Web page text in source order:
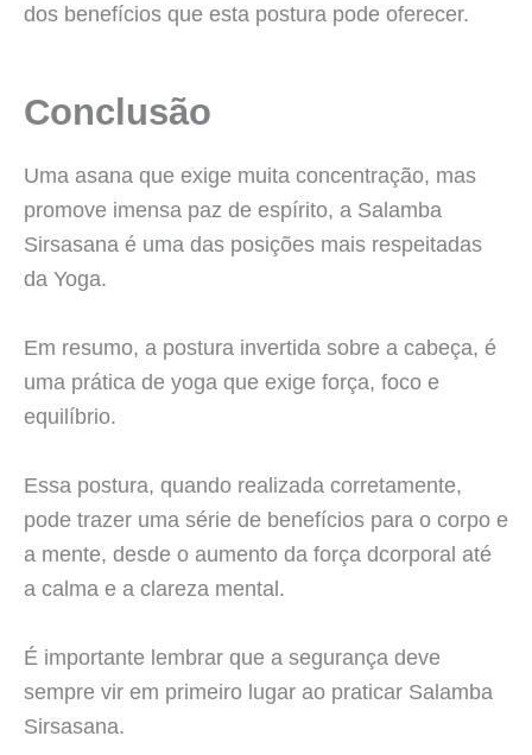
dos benefícios que esta postura pode oferecer.
Conclusão
Uma asana que exige muita concentração, mas
promove imensa paz de espírito, a Salamba
Sirsasana é uma das posições mais respeitadas
da Yoga.
Em resumo, a postura invertida sobre a cabeça, é
uma prática de yoga que exige força, foco e
equilíbrio.
Essa postura, quando realizada corretamente,
pode trazer uma série de benefícios para o corpo e
a mente, desde o aumento da força dcorporal até
a calma e a clareza mental.
É importante lembrar que a segurança deve
sempre vir em primeiro lugar ao praticar Salamba
Sirsasana.